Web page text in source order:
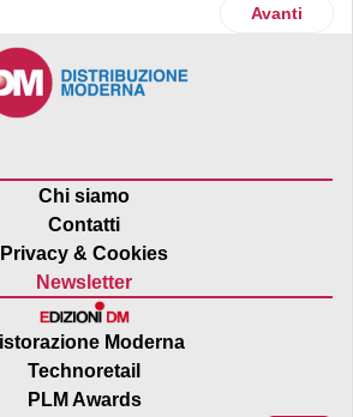
Náttúra lancia i Biscotti Omega 3
Articolo
Avanti
Chi siamo
Contatti
Privacy & Cookies
Newsletter
Moderna
Technoretail
PLM Awards